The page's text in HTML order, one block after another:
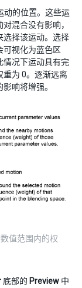
动的位置。这些运
混合没有影响，
选择该运动。选择
可视化为蓝色区
情况下运动具有完
重为 0。逐渐远离
响将增强。
值范围内的权
底部的 Preview 中